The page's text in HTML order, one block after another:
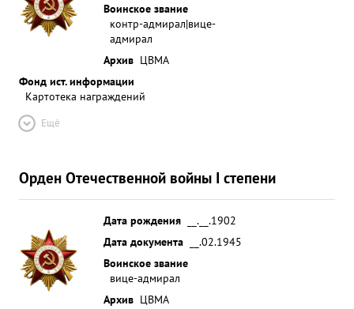
Воинское звание
контр-адмирал|вице-
адмирал
Архив ЦВМА
Фонд ист. информации
Картотека награждений
Ещё
Орден Отечественной войны I степени
Дата рождения
__.__.1902
Дата документа
__.02.1945
Воинское звание
вице-адмирал
Архив ЦВМА